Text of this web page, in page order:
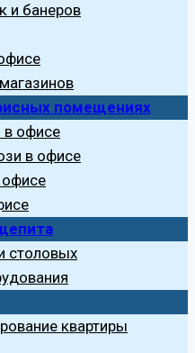
и банеров
помещениях
в офисе
в офисе
офисе
столовых
квартиры